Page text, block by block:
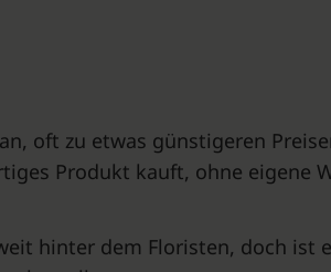
an, oft zu etwas günstigeren
Produkt kauft, ohne eigene
hinter dem Floristen, doch ist